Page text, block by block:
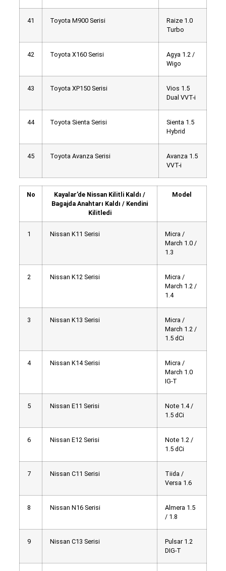
41 Toyota M900 Serisi
Raize 1.0
Turbo
42 Toyota X160 Serisi
Agya 1.2 /
Wigo
43 Toyota XP150 Serisi
Vios 1.5
Dual VVT-i
44 Toyota Sienta Serisi
Sienta 1.5
Hybrid
45 Toyota Avanza Serisi
Avanza 1.5
VVT-i
No
Kayalar’de Nissan Kilitli Kaldı /
Bagajda Anahtarı Kaldı / Kendini
Kilitledi
Model
1 Nissan K11 Serisi
Micra /
March 1.0 /
1.3
2 Nissan K12 Serisi
Micra /
March 1.2 /
1.4
3 Nissan K13 Serisi
Micra /
March 1.2 /
1.5 dCi
4 Nissan K14 Serisi
Micra /
March 1.0
IG-T
5 Nissan E11 Serisi
Note 1.4 /
1.5 dCi
6 Nissan E12 Serisi
Note 1.2 /
1.5 dCi
7 Nissan C11 Serisi
Tiida /
Versa 1.6
8 Nissan N16 Serisi
Almera 1.5
/ 1.8
9 Nissan C13 Serisi
Pulsar 1.2
DIG-T